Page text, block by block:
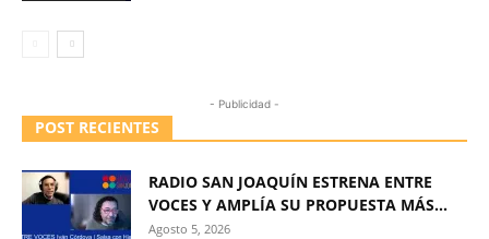
- Publicidad -
POST RECIENTES
RADIO SAN JOAQUÍN ESTRENA ENTRE
VOCES Y AMPLÍA SU PROPUESTA MÁS...
Agosto 5, 2026